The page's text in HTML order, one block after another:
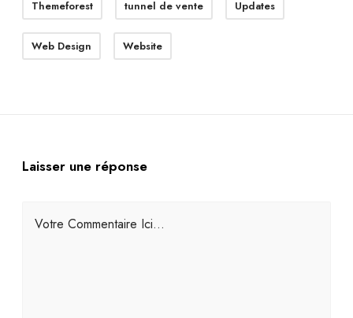
Themeforest tunnel de vente Updates
Web Design Website
Laisser une réponse
Votre Commentaire Ici...